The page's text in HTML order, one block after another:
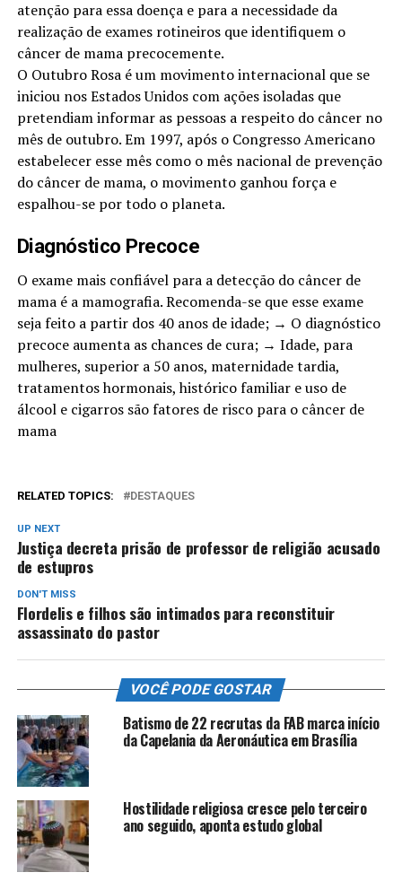
atenção para essa doença e para a necessidade da
realização de exames rotineiros que identifiquem o
câncer de mama precocemente.
O Outubro Rosa é um movimento internacional que se
iniciou nos Estados Unidos com ações isoladas que
pretendiam informar as pessoas a respeito do câncer no
mês de outubro. Em 1997, após o Congresso Americano
estabelecer esse mês como o mês nacional de prevenção
do câncer de mama, o movimento ganhou força e
espalhou-se por todo o planeta.
Diagnóstico Precoce
O exame mais confiável para a detecção do câncer de
mama é a mamografia. Recomenda-se que esse exame
seja feito a partir dos 40 anos de idade; → O diagnóstico
precoce aumenta as chances de cura; → Idade, para
mulheres, superior a 50 anos, maternidade tardia,
tratamentos hormonais, histórico familiar e uso de
álcool e cigarros são fatores de risco para o câncer de
mama
RELATED TOPICS: DESTAQUES
UP NEXT
Justiça decreta prisão de professor de religião acusado
de estupros
DON'T MISS
Flordelis e filhos são intimados para reconstituir
assassinato do pastor
VOCÊ PODE GOSTAR
Batismo de 22 recrutas da FAB marca início
da Capelania da Aeronáutica em Brasília
Hostilidade religiosa cresce pelo terceiro
ano seguido, aponta estudo global